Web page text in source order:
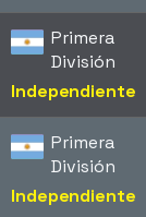
Primera
División
Independiente
Primera
División
Independiente